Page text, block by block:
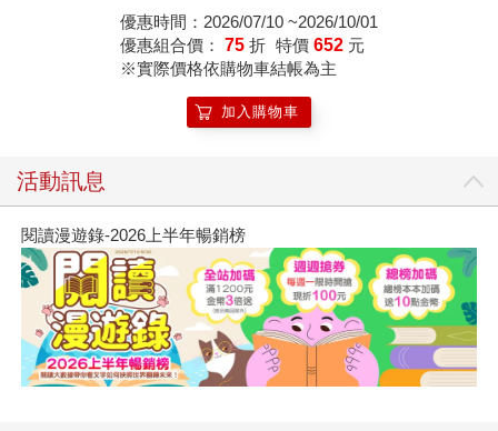
（25K+QR code線上
優惠時間：2026/07/10 ~2026/10/01
優惠組合價： 75 折 特價 652 元
※實際價格依購物車結帳為主
加入購物車
活動訊息
閱讀漫遊錄-2026上半年暢銷榜